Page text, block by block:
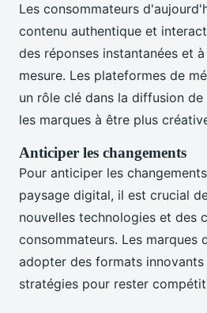
Les consommateurs
contenu authentique et
des réponses instantanées et
mesure. Les plateformes de
un rôle clé dans la diffusion
les marques à être plus
Anticiper les changements
Pour anticiper les
paysage digital, il est crucial
nouvelles technologies et des
consommateurs. Les marques
adopter des formats
stratégies pour rester